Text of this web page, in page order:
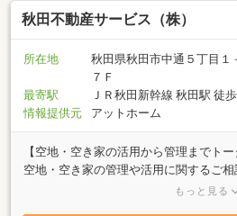
秋田不動産サービス（株）
所在地
秋田県秋田市中通５丁目１
７Ｆ
最寄駅
ＪＲ秋田新幹線 秋田駅 徒
情報提供元
アットホーム
【空地・空き家の活用から管理までト
空地・空き家の管理や活用に関するご相
駐車場としての運用提案、空き家の定
もっと見る